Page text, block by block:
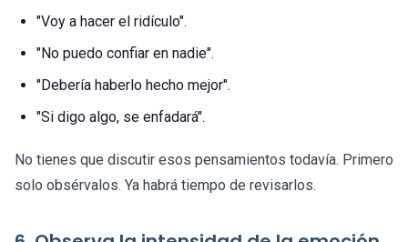
"Voy a hacer el ridículo".
"No puedo confiar en nadie".
"Debería haberlo hecho mejor".
"Si digo algo, se enfadará".
No tienes que discutir esos pensamientos todavía. Primero
solo obsérvalos. Ya habrá tiempo de revisarlos.